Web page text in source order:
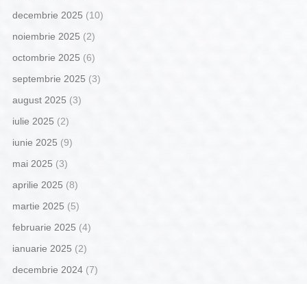
decembrie 2025 (10)
noiembrie 2025 (2)
octombrie 2025 (6)
septembrie 2025 (3)
august 2025 (3)
iulie 2025 (2)
iunie 2025 (9)
mai 2025 (3)
aprilie 2025 (8)
martie 2025 (5)
februarie 2025 (4)
ianuarie 2025 (2)
decembrie 2024(7)